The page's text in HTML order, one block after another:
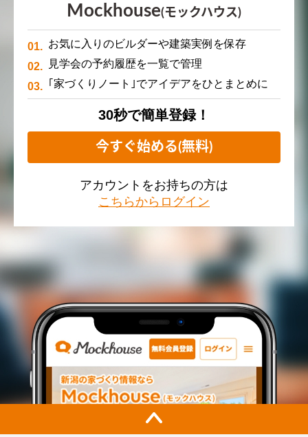
Mockhouse(モックハウス)
お気に入りのビルダーや建築実例を保存
見学会の予約履歴を一覧で管理
｢家づくりノート｣でアイデアをひとまとめに
30秒で簡単登録！
今すぐ始める(無料)
アカウントをお持ちの方は
こちらからログイン